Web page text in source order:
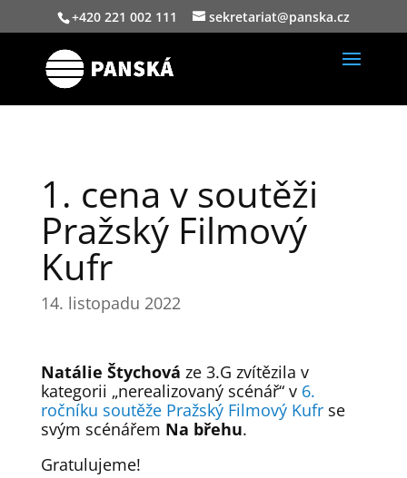
+420 221 002 111 sekretariat@panska.cz
1. cena v soutěži
Pražský Filmový
Kufr
14. listopadu 2022
Natálie Štychová ze 3.G zvítězila v
kategorii „nerealizovaný scénář“ v 6.
ročníku soutěže Pražský Filmový Kufrse
svým scénářem Na břehu.
Gratulujeme!